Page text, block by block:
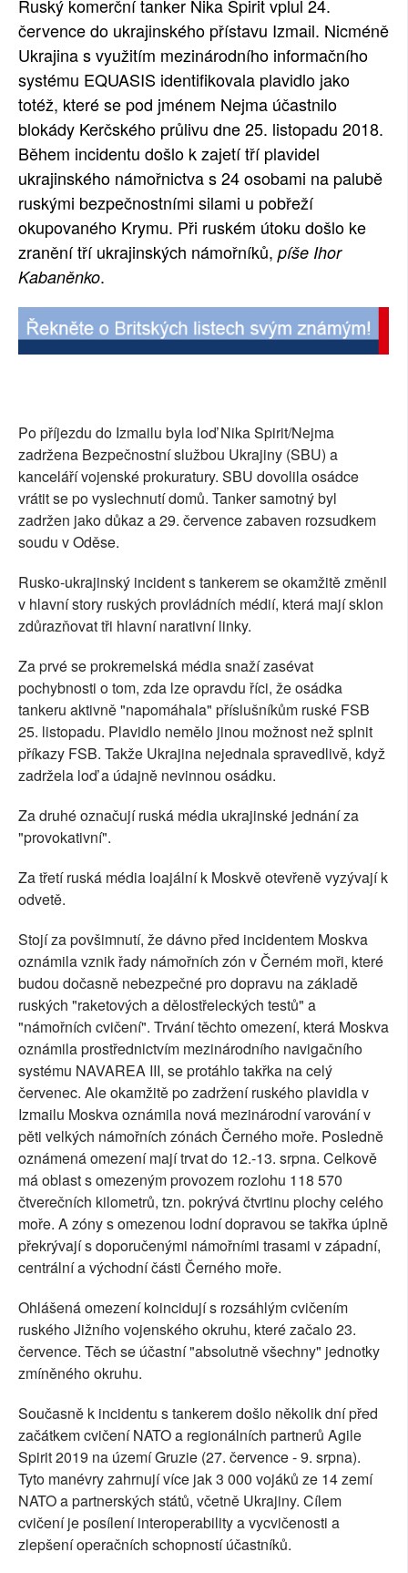
SOCIÁLNÍ SÍTĚ
RUBRIKY
PLNÁ VERZE STRÁNEK
Ruský komerční tanker Nika Spirit vplul 24.
července do ukrajinského přístavu Izmail. Nicméně
Ukrajina s využitím mezinárodního informačního
systému EQUASIS identifikovala plavidlo jako
totéž, které se pod jménem Nejma účastnilo
blokády Kerčského průlivu dne 25. listopadu 2018.
Během incidentu došlo k zajetí tří plavidel
ukrajinského námořnictva s 24 osobami na palubě
ruskými bezpečnostními silami u pobřeží
okupovaného Krymu. Při ruském útoku došlo ke
zranění tří ukrajinských námořníků, píše Ihor
Kabaněnko.
Po příjezdu do Izmailu byla loď Nika Spirit/Nejma
zadržena Bezpečnostní službou Ukrajiny (SBU) a
kanceláří vojenské prokuratury. SBU dovolila osádce
vrátit se po vyslechnutí domů. Tanker samotný byl
zadržen jako důkaz a 29. července zabaven rozsudkem
soudu v Oděse.
Rusko-ukrajinský incident s tankerem se okamžitě změnil
v hlavní story ruských provládních médií, která mají sklon
zdůrazňovat tři hlavní narativní linky.
Za prvé se prokremelská média snaží zasévat
pochybnosti o tom, zda lze opravdu říci, že osádka
tankeru aktivně "napomáhala" příslušníkům ruské FSB
25. listopadu. Plavidlo nemělo jinou možnost než splnit
příkazy FSB. Takže Ukrajina nejednala spravedlivě, když
zadržela loď a údajně nevinnou osádku.
Za druhé označují ruská média ukrajinské jednání za
"provokativní".
Za třetí ruská média loajální k Moskvě otevřeně vyzývají k
odvetě.
Stojí za povšimnutí, že dávno před incidentem Moskva
oznámila vznik řady námořních zón v Černém moři, které
budou dočasně nebezpečné pro dopravu na základě
ruských "raketových a dělostřeleckých testů" a
"námořních cvičení". Trvání těchto omezení, která Moskva
oznámila prostřednictvím mezinárodního navigačního
systému NAVAREA III, se protáhlo takřka na celý
červenec. Ale okamžitě po zadržení ruského plavidla v
Izmailu Moskva oznámila nová mezinárodní varování v
pěti velkých námořních zónách Černého moře. Posledně
oznámená omezení mají trvat do 12.-13. srpna. Celkově
má oblast s omezeným provozem rozlohu 118 570
čtverečních kilometrů, tzn. pokrývá čtvrtinu plochy celého
moře. A zóny s omezenou lodní dopravou se takřka úplně
překrývají s doporučenými námořními trasami v západní,
centrální a východní části Černého moře.
Ohlášená omezení koincidují s rozsáhlým cvičením
ruského Jižního vojenského okruhu, které začalo 23.
července. Těch se účastní "absolutně všechny" jednotky
zmíněného okruhu.
Současně k incidentu s tankerem došlo několik dní před
začátkem cvičení NATO a regionálních partnerů Agile
Spirit 2019 na území Gruzie (27. července - 9. srpna).
Tyto manévry zahrnují více jak 3 000 vojáků ze 14 zemí
NATO a partnerských států, včetně Ukrajiny. Cílem
cvičení je posílení interoperability a vycvičenosti a
zlepšení operačních schopností účastníků.